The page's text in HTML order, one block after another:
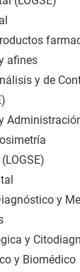
afines
y de
y
y
y Biomédico